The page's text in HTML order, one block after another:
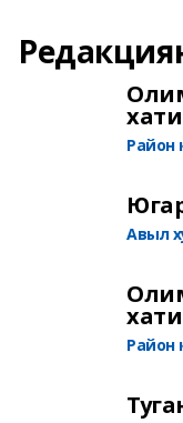
Район
Авыл
Район